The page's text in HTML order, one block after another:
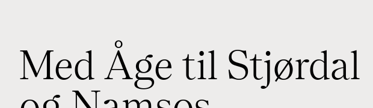
Med Åge til Stjørdal